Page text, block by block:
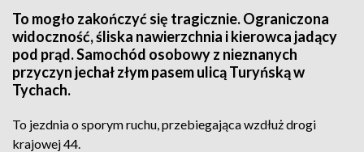
To mogło zakończyć się tragicznie. Ograniczona
widoczność, śliska nawierzchnia i kierowca jadący
pod prąd. Samochód osobowy z nieznanych
przyczyn jechał złym pasem ulicą Turyńską w
Tychach.
To jezdnia o sporym ruchu, przebiegająca wzdłuż drogi
krajowej 44.